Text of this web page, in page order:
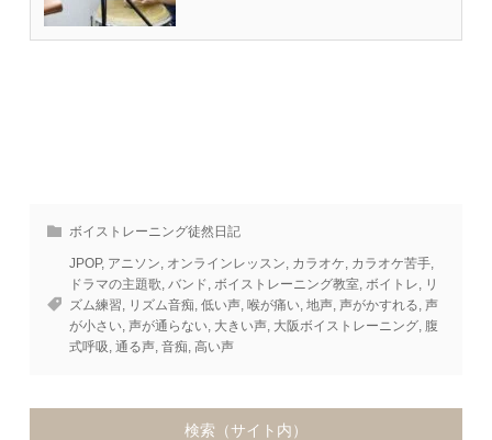
ボイストレーニング徒然日記
JPOP, アニソン オンラインレッスン カラオケ カラオケ苦手
ドラマの主題歌 バンド ボイストレーニング教室 ボイトレ
リ
ズム練習
リズム音痴 ,低い声 ,喉が痛い ,地声 ,声がかすれる ,声
が小さい ,声が通らない 大きい声 大阪ボイストレーニング 腹
式呼吸 ,通る声 ,音痴 ,高い声
検索（サイト内）